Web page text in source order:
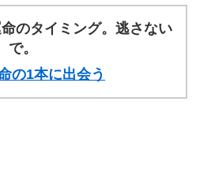
のタイミング。逃さない
で。
の1本に出会う